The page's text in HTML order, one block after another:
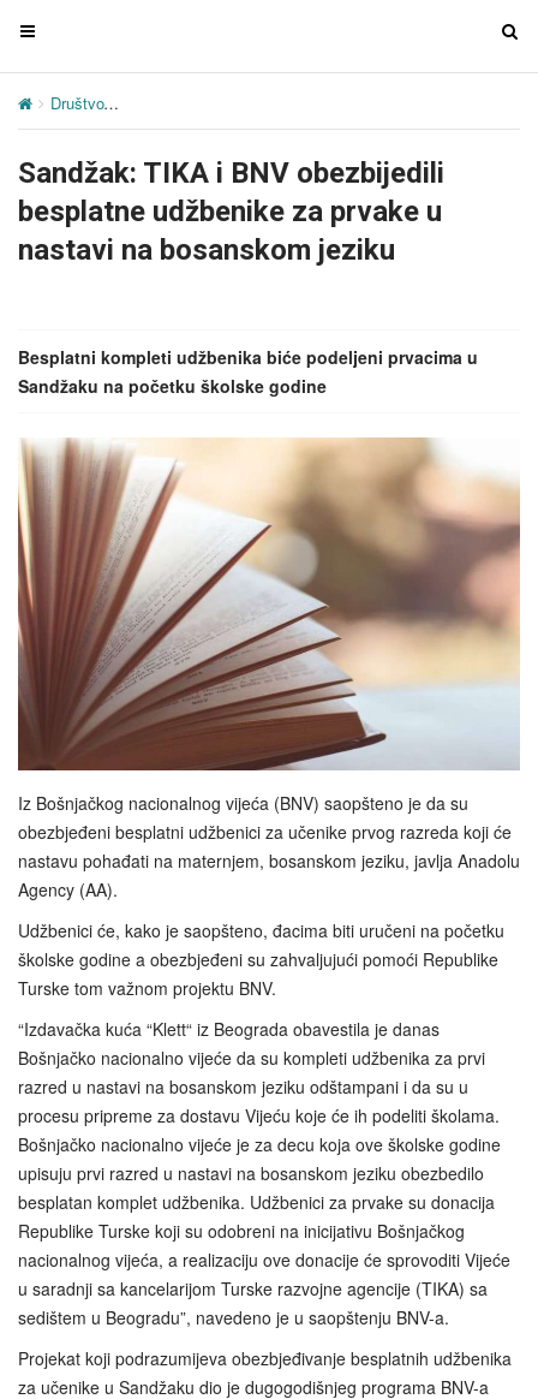
T
g
e
n
v
a
t
o
n
T
Društvo
Sandžak: TIKA i BNV obezbijedili
besplatne udžbenike za prvake u
nastavi na bosanskom jeziku
Besplatni kompleti udžbenika biće podeljeni prvacima u
Sandžaku na početku školske godine
Iz Bošnjačkog nacionalnog vijeća (BNV) saopšteno je da su
obezbjeđeni besplatni udžbenici za učenike prvog razreda koji će
nastavu pohađati na maternjem, bosanskom jeziku, javlja Anadolu
Agency (AA).
Udžbenici će, kako je saopšteno, đacima biti uručeni na početku
školske godine a obezbjeđeni su zahvaljujući pomoći Republike
Turske tom važnom projektu BNV.
“Izdavačka kuća “Klett“ iz Beograda obavestila je danas
Bošnjačko nacionalno vijeće da su kompleti udžbenika za prvi
razred u nastavi na bosanskom jeziku odštampani i da su u
procesu pripreme za dostavu Vijeću koje će ih podeliti školama.
Bošnjačko nacionalno vijeće je za decu koja ove školske godine
upisuju prvi razred u nastavi na bosanskom jeziku obezbedilo
besplatan komplet udžbenika. Udžbenici za prvake su donacija
Republike Turske koji su odobreni na inicijativu Bošnjačkog
nacionalnog vijeća, a realizaciju ove donacije će sprovoditi Vijeće
u saradnji sa kancelarijom Turske razvojne agencije (TIKA) sa
sedištem u Beogradu”, navedeno je u saopštenju BNV-a.
Projekat koji podrazumijeva obezbjeđivanje besplatnih udžbenika
za učenike u Sandžaku dio je dugogodišnjeg programa BNV-a